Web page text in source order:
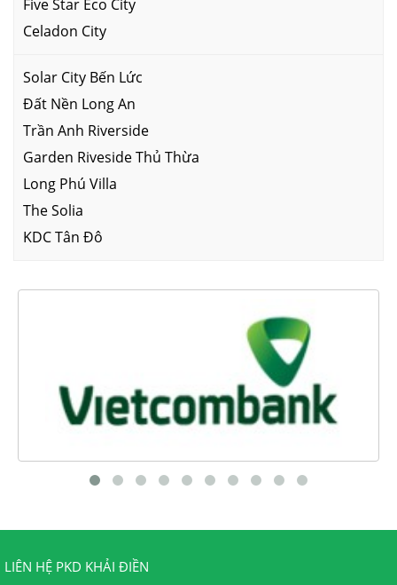
Five Star Eco City
Celadon City
Solar City Bến Lức
Đất Nền Long An
Trần Anh Riverside
Garden Riveside Thủ Thừa
Long Phú Villa
The Solia
KDC Tân Đô
LIÊN HỆ PKD KHẢI ĐIỀN